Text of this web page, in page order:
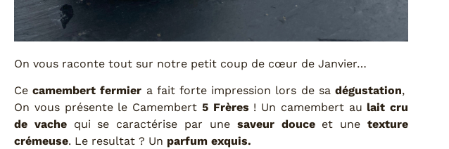
On vous raconte tout sur notre petit coup de cœur de Janvier…
Cecamembert fermier a fait forte impression lors de sadégustation,
On vous présente le Camembert 5 Frères ! Un camembert au lait cru
de vachequi se caractérise par une saveur douceet unetexture
crémeuse. Le resultat ? Un parfum exquis.